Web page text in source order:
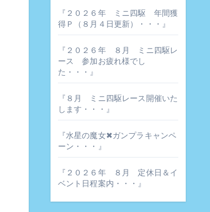
『２０２６年 ミニ四駆 年間獲
得Ｐ（８月４日更新）・・・』
『２０２６年 ８月 ミニ四駆レ
ース 参加お疲れ様でし
た・・・』
『８月 ミニ四駆レース開催いた
します・・・』
『水星の魔女✖ガンプラキャンペ
ーン・・・』
『２０２６年 ８月 定休日＆イ
ベント日程案内・・・』